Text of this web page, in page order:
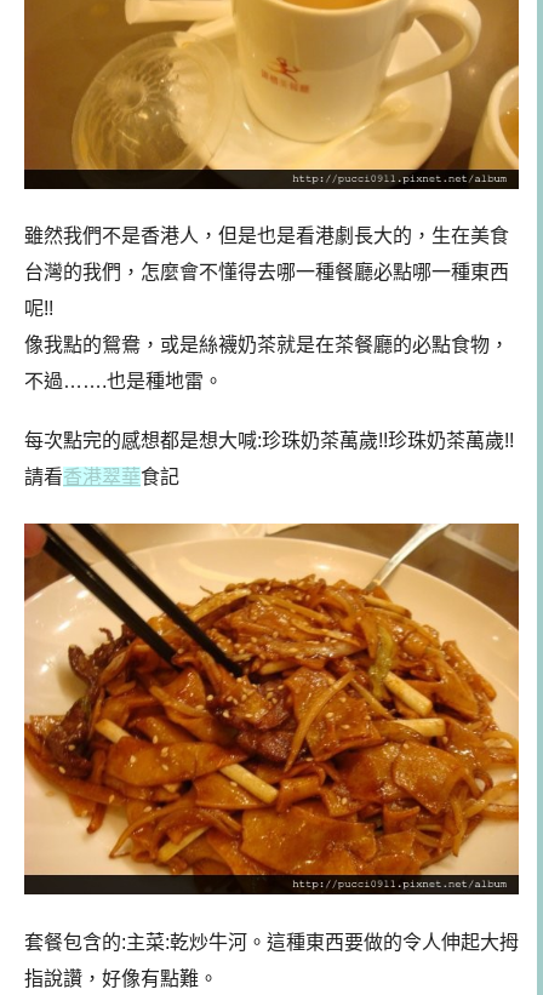
雖然我們不是香港人，但是也是看港劇長大的，生在美食
台灣的我們，怎麼會不懂得去哪一種餐廳必點哪一種東西
呢!!
像我點的鴛鴦，或是絲襪奶茶就是在茶餐廳的必點食物，
不過…….也是種地雷。
每次點完的感想都是想大喊:珍珠奶茶萬歲!!珍珠奶茶萬歲!!
請看香港翠華食記
套餐包含的:主菜:乾炒牛河。這種東西要做的令人伸起大拇
指說讚，好像有點難。